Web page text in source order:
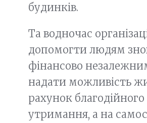
будинків.
Та водночас
допомогти людям
фінансово
надати можливість
рахунок благодійного
утримання, а на